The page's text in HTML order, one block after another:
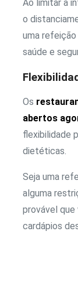
Ao limitar a
o
uma
saúde e
Os
abertos
flexibilidade
dietéticas.
Seja uma
alguma
provável
cardápios